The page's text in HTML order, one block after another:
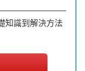
知識到解決方法